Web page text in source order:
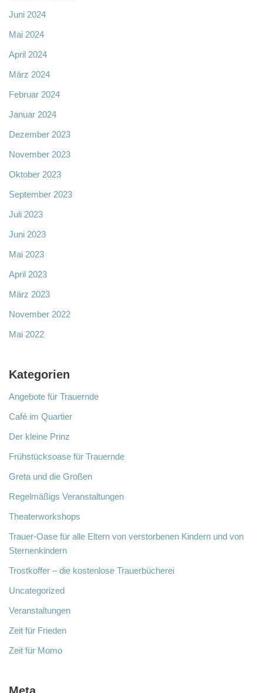
Juni 2024
Mai 2024
April 2024
März 2024
Februar 2024
Januar 2024
Dezember 2023
November 2023
Oktober 2023
September 2023
Juli 2023
Juni 2023
Mai 2023
April 2023
März 2023
November 2022
Mai 2022
Kategorien
Angebote für Trauernde
Café im Quartier
Der kleine Prinz
Frühstücksoase für Trauernde
Greta und die Großen
Regelmäßigs Veranstaltungen
Theaterworkshops
Trauer-Oase für alle Eltern von verstorbenen Kindern und von
Sternenkindern
Trostkoffer – die kostenlose Trauerbücherei
Uncategorized
Veranstaltungen
Zeit für Frieden
Zeit für Momo